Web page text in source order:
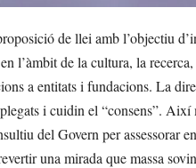
de llei amb l’objectiu
l’àmbit de la cultura, la
a entitats i fundacions. La
i cuidin el “consens”. Així
del Govern per assessorar
una mirada que massa